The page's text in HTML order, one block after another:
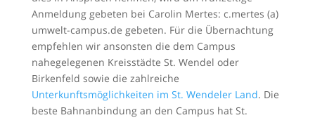
Anmeldung gebeten bei Carolin Mertes: c.mertes (a)
umwelt-campus.de gebeten. Für die Übernachtung
empfehlen wir ansonsten die dem Campus
nahegelegenen Kreisstädte St. Wendel oder
Birkenfeld sowie die zahlreiche
Unterkunftsmöglichkeiten im St. Wendeler Land. Die
beste Bahnanbindung an den Campus hat St.